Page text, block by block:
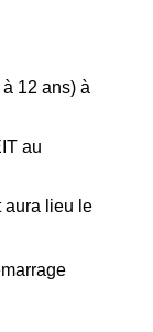
12 ans) à
au
aura lieu le